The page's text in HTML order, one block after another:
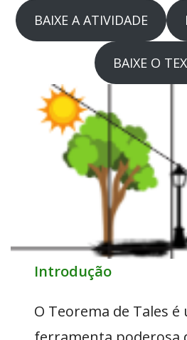
BAIXE A ATIVIDADE
BAIXE O
Introdução
O Teorema de Tales é